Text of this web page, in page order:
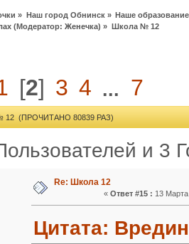
» Наш город Обнинск» Наше образование
(Модератор:Женечка) » Школа № 12
[2] 3 4 ... 7
(ПРОЧИТАНО 80839 РАЗ)
и 3
Re: Школа 12
« Ответ #15 : 13
Цитата: